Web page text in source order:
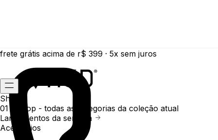
frete grátis acima de r$ 399 · 5x sem juros
Shop
01 /
Shop - todas as categorias da coleção atual
Lançamentos da semana
Acessórios